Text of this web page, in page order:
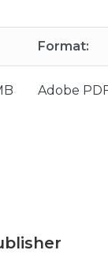
Format:
Adobe